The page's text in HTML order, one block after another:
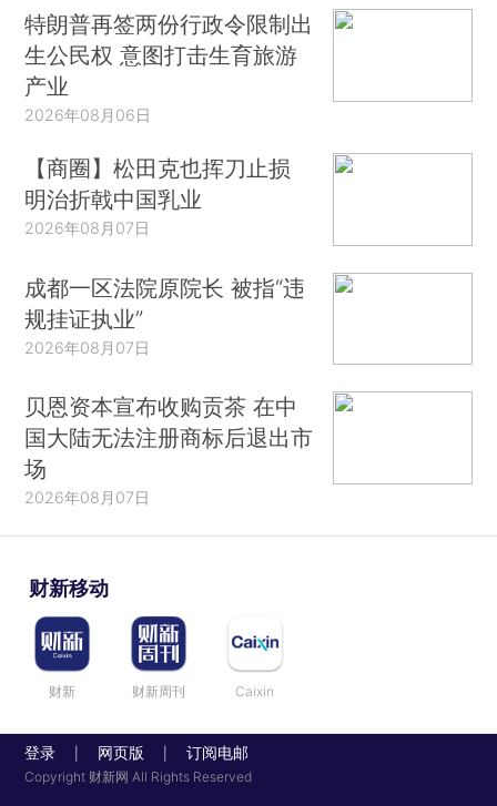
员（1996年确定为副局级职级）、审委会秘书。
1998年起，先后任最高法院刑事审判第一庭副
庭长、审判员（2003年确定为正局级职级）、刑
2010年任国家法官学院院长、党委书记。
2012年任最高法院审委会副部级专职委员。
2013年10月起任天津高院党组书记、代理院
长。
2019年1月，任最高法院党组成员、副院长、
审判委员会委员、审判员。（简历来源：北方网）
更多稿件参见近期
特朗普再签两份行政令限制出
生公民权 意图打击生育旅游
产业
2026年08月06日
【商圈】松田克也挥刀止损
明治折戟中国乳业
2026年08月07日
成都一区法院原院长 被指“违
规挂证执业”
2026年08月07日
贝恩资本宣布收购贡茶 在中
国大陆无法注册商标后退出市
场
2026年08月07日
财新移动
财新 财新周刊 Caixin
登录 网页版 订阅电邮
Copyright 财新网 All Rights Reserved